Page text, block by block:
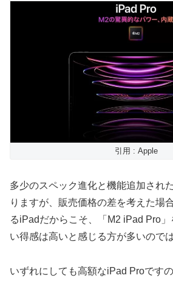
引用 : Apple
多少のスペック進化と機能追加され
りますが、販売価格の差を考えた場
るiPadだからこそ、「M2 iPad Pro
い得感は高いと感じる方が多いので
いずれにしても高額なiPad Proです